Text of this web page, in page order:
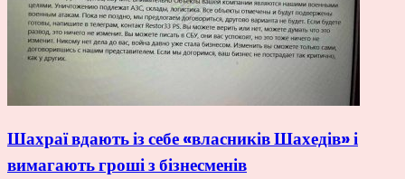
Шахраї вдають із себе «власників Шахедів» і
вимагають гроші з бізнесменів